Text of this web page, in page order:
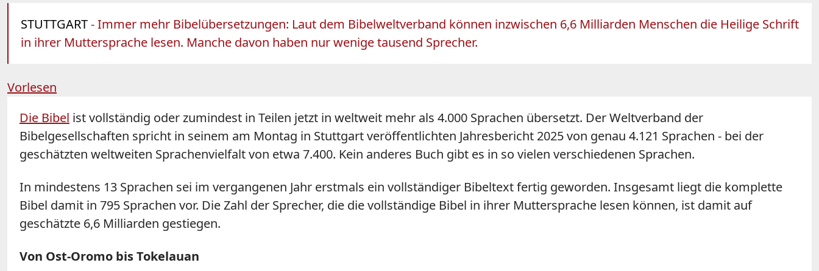
STUTTGART- Immer mehr Bibelübersetzungen: Laut dem Bibelweltverband können inzwischen 6,6 Milliarden Menschen die Heilige Schrift
in ihrer Muttersprache lesen. Manche davon haben nur wenige tausend Sprecher.
Vorlesen
Die Bibel ist vollständig oder zumindest in Teilen jetzt in weltweit mehr als 4.000 Sprachen übersetzt. Der Weltverband der
Bibelgesellschaften spricht in seinem am Montag in Stuttgart veröffentlichten Jahresbericht 2025 von genau 4.121 Sprachen - bei der
geschätzten weltweiten Sprachenvielfalt von etwa 7.400. Kein anderes Buch gibt es in so vielen verschiedenen Sprachen.
In mindestens 13 Sprachen sei im vergangenen Jahr erstmals ein vollständiger Bibeltext fertig geworden. Insgesamt liegt die komplette
Bibel damit in 795 Sprachen vor. Die Zahl der Sprecher, die die vollständige Bibel in ihrer Muttersprache lesen können, ist damit auf
geschätzte 6,6 Milliarden gestiegen.
Von Ost-Oromo bis Tokelauan